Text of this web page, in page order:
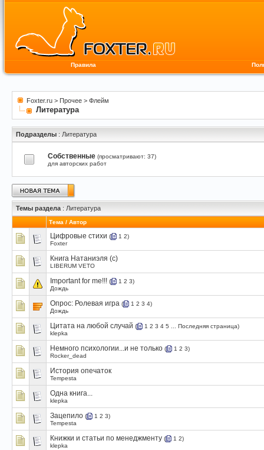
Правила
Foxter.ru > Прочее > Флейм
Литература
Подразделы : Литература
Собственные (просматривают: 37)
для авторских работ
Темы раздела : Литература
Тема / Автор
Цифровые стихи ( 1 2)
Foxter
Книга Натаниэля (с)
LIBERUM VETO
Important for me!!! ( 1 2 3)
Дождь
Опрос: Ролевая игра ( 1 2 3 4)
Дождь
Цитата на любой случай ( 1 2 3 4 5 Последняя страница)
klepka
Немного психологии...и не только ( 1 2 3)
Rocker_dead
История опечаток
Tempesta
Одна книга...
klepka
Зацепило ( 1 2 3)
Tempesta
Книжки и статьи по менеджменту ( 1 2)
klepka